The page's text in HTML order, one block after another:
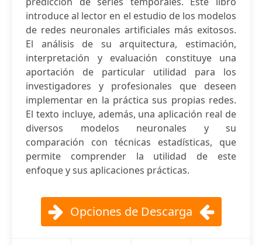
introduce al lector en el estudio de los modelos
de redes neuronales artificiales más exitosos.
El análisis de su arquitectura, estimación,
interpretación y evaluación constituye una
aportación de particular utilidad para los
investigadores y profesionales que deseen
implementar en la práctica sus propias redes.
El texto incluye, además, una aplicación real de
diversos modelos neuronales y su
comparación con técnicas estadísticas, que
permite comprender la utilidad de este
enfoque y sus aplicaciones prácticas.
Opciones de Descarga